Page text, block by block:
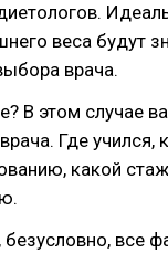
веса будут
врача.
В этом случае
Где учился,
какой
все